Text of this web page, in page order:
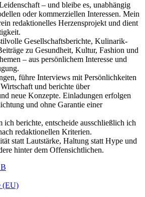
– und bleibe es, unabhängig
oder kommerziellen Interessen. Mein
redaktionelles Herzensprojekt und dient
Gesellschaftsberichte, Kulinarik-
zu Gesundheit, Kultur, Fashion und
– aus persönlichem Interesse und
führe Interviews mit Persönlichkeiten
und berichte über
neue Konzepte. Einladungen erfolgen
und ohne Garantie einer
berichte, entscheide ausschließlich ich
redaktionellen Kriterien.
statt Lautstärke, Haltung statt Hype und
hinter dem Offensichtlichen.
(EU)